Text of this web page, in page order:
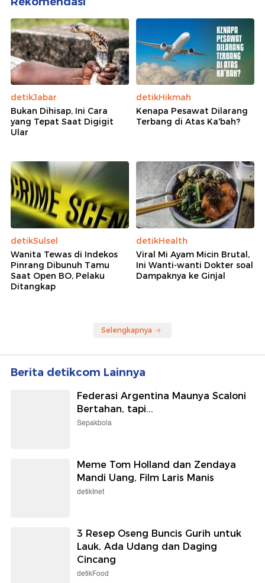
detikJabar
Bukan Dihisap, Ini Cara
yang Tepat Saat Digigit
Ular
detikHikmah
Kenapa Pesawat Dilarang
Terbang di Atas Ka'bah?
detikSulsel
Wanita Tewas di Indekos
Pinrang Dibunuh Tamu
Saat Open BO, Pelaku
Ditangkap
detikHealth
Viral Mi Ayam Micin Brutal,
Ini Wanti-wanti Dokter soal
Dampaknya ke Ginjal
Selengkapnya
Berita detikcom Lainnya
Federasi Argentina Maunya Scaloni
Bertahan, tapi...
Sepakbola
Meme Tom Holland dan Zendaya
Mandi Uang, Film Laris Manis
detikInet
3 Resep Oseng Buncis Gurih untuk
Lauk, Ada Udang dan Daging
Cincang
detikFood